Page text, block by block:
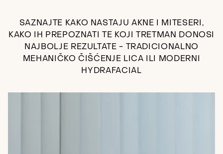
SAZNAJTE KAKO NASTAJU AKNE I MITESERI,
KAKO IH PREPOZNATI TE KOJI TRETMAN DONOSI
NAJBOLJE REZULTATE - TRADICIONALNO
MEHANIČKO ČIŠĆENJE LICA ILI MODERNI
HYDRAFACIAL